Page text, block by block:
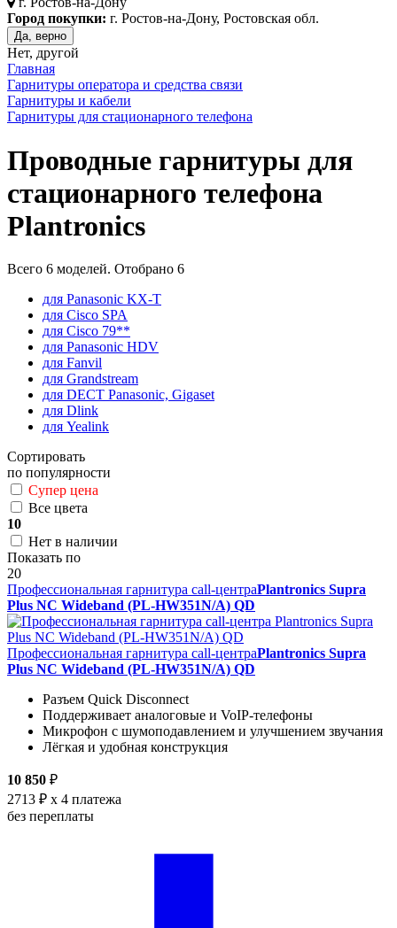
Город покупки: г. Ростов-на-Дону, Ростовская обл.
Да, верно
Нет, другой
Главная
Гарнитуры оператора и средства связи
Гарнитуры и кабели
Гарнитуры для стационарного телефона
Проводные гарнитуры для
стационарного телефона
Plantronics
Всего 6 моделей. Отобрано 6
для Panasonic KX-T
для Cisco SPA
для Cisco 79**
для Panasonic HDV
для Fanvil
для Grandstream
для DECT Panasonic, Gigaset
для Dlink
для Yealink
Сортировать
по популярности
Супер цена
Все цвета
10
Нет в наличии
Показать по
20
Профессиональная гарнитура call-центраPlantronics Supra
Plus NC Wideband (PL-HW351N/A) QD
Профессиональная гарнитура call-центраPlantronics Supra
Plus NC Wideband (PL-HW351N/A) QD
Разъем Quick Disconnect
Поддерживает аналоговые и VoIP-телефоны
Микрофон с шумоподавлением и улучшением звучания
Лёгкая и удобная конструкция
10 850 ₽
2713 ₽ x 4 платежа
без переплаты